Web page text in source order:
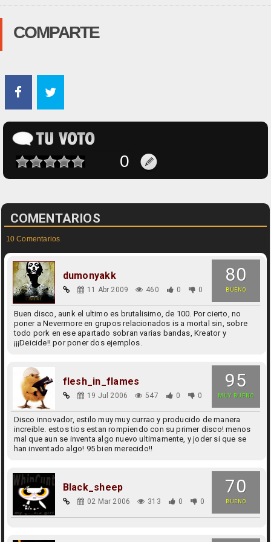
COMPARTE
COMENTARIOS
10 Comentarios
80
BUENO
dumonyakk
11 Abr 2009 460 0 0
Buen disco, aunk el ultimo es brutalisimo, de 100. Por cierto, no
poner a Nevermore en grupos relacionados is a mortal sin, sobre
todo pork en ese apartado sobran varias bandas, Kreator y
¡¡¡Deicide!! por poner dos ejemplos.
95
MUY BUENO
flesh_in_flames
19 Jul 2006 547 0 0
Disco innovador, estilo muy muy currao y producido de manera
increible. estos tios estan rompiendo con su primer disco! menos
mal que aun se inventa algo nuevo ultimamente, y joder si que se
han inventado algo! 95 bien merecido!!
70
BUENO
Black_sheep
02 Mar 2006 313 0 0